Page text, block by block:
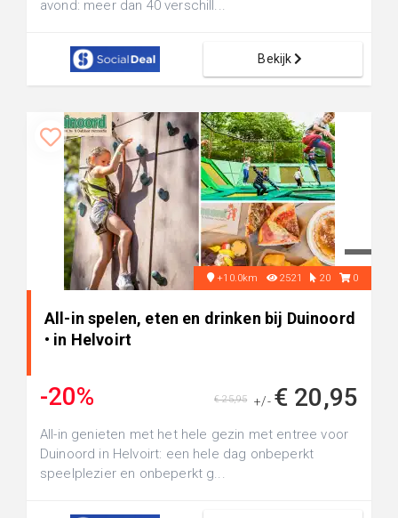
avond: meer dan 40 verschill...
Bekijk
+10.0km 2521 20 0
All-in spelen, eten en drinken bij Duinoord
• in Helvoirt
-20% +/- € 20,95
€ 25,95
All-in genieten met het hele gezin met entree voor
Duinoord in Helvoirt: een hele dag onbeperkt
speelplezier en onbeperkt g...